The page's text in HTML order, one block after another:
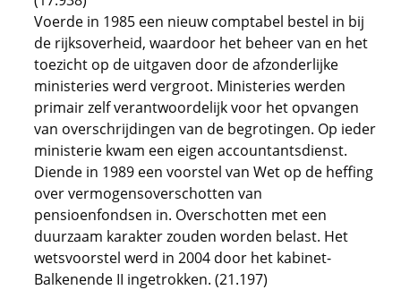
Voerde in 1985 een nieuw comptabel bestel in bij
de rijksoverheid, waardoor het beheer van en het
toezicht op de uitgaven door de afzonderlijke
ministeries werd vergroot. Ministeries werden
primair zelf verantwoordelijk voor het opvangen
van overschrijdingen van de begrotingen. Op ieder
ministerie kwam een eigen accountantsdienst.
Diende in 1989 een voorstel van Wet op de heffing
over vermogensoverschotten van
pensioenfondsen in. Overschotten met een
duurzaam karakter zouden worden belast. Het
wetsvoorstel werd in 2004 door het kabinet-
Balkenende II ingetrokken. (21.197)